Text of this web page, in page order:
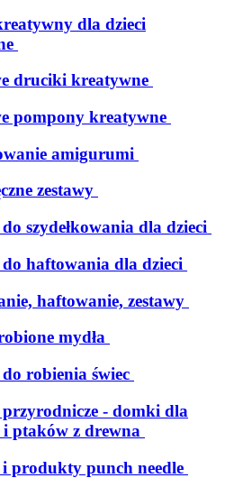
dla dzieci
druciki kreatywne
pompony kreatywne
amigurumi
zestawy
szydełkowania dla dzieci
haftowania dla dzieci
haftowanie, zestawy
mydła
robienia świec
przyrodnicze - domki dla
ptaków z drewna
i produkty punch needle